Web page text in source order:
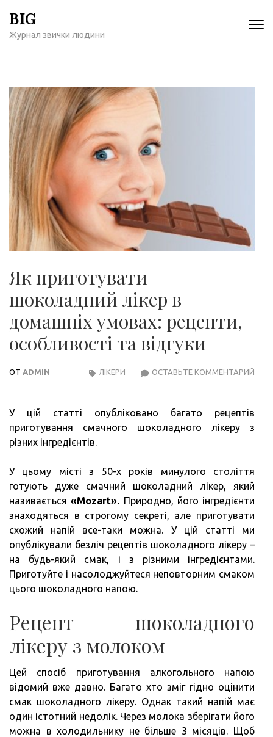
содержимому
BIG
Журнал звички людини
Як приготувати
шоколадний лікер в
домашніх умовах: рецепти,
особливості та відгуки
ОТ ADMIN ОСТАВЬТЕ КОММЕНТАРИЙ
ЛІКЕРИ
У цій статті опубліковано багато рецептів
приготування смачного шоколадного лікеру з
різних інгредієнтів.
У цьому місті з 50-х років минулого століття
готують дуже смачний шоколадний лікер, який
називається«Mozart». Природно, його інгредієнти
знаходяться в строгому секреті, але приготувати
схожий напій все-таки можна. У цій статті ми
опублікували безліч рецептів шоколадного лікеру –
на будь-який смак, і з різними інгредієнтами.
Приготуйте і насолоджуйтеся неповторним смаком
цього шоколадного напою.
Рецепт шоколадного
лікеру з молоком
Цей спосіб приготування алкогольного напою
відомий вже давно. Багато хто зміг гідно оцінити
смак шоколадного лікеру. Однак такий напій має
один істотний недолік. Через молока зберігати його
можна в холодильнику не більше 3 місяців. Щоб